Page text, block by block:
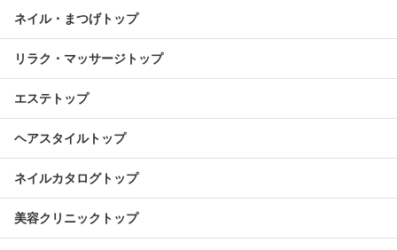
ネイル・まつげトップ
リラク・マッサージトップ
エステトップ
ヘアスタイルトップ
ネイルカタログトップ
美容クリニックトップ